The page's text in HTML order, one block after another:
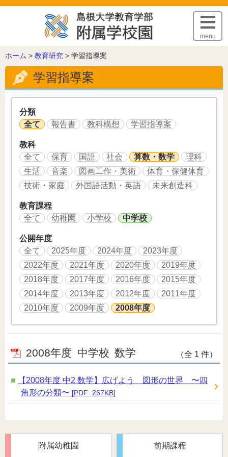
このページの本文へ
menu
こ
の
ー
ジ
ホーム > 教育研究 > 学習指導案
学習指導案
分類
全て
報告書 教科構想 学習指導案
教科
全て
保育 国語 社会 算数・数学
理科
生活
音楽 図画工作・美術
体育・保健体育
技術・家庭
外国語活動・英語 未来創造科
教育課程
全て
幼稚園 小学校 中学校
公開年度
全て
2025年度 2024年度
2023年度
2022年度
2021年度 2020年度
2019年度
2018年度
2017年度 2016年度
2015年度
2014年度
2013年度 2012年度
2011年度
2010年度
2009年度 2008年度
2008年度 中学校 数学 （全 1 件）
【2008年度 中2 数学】広げよう 図形の世界 〜四
角形の分類〜 [PDF: 267KB]
附属幼稚園 前期課程